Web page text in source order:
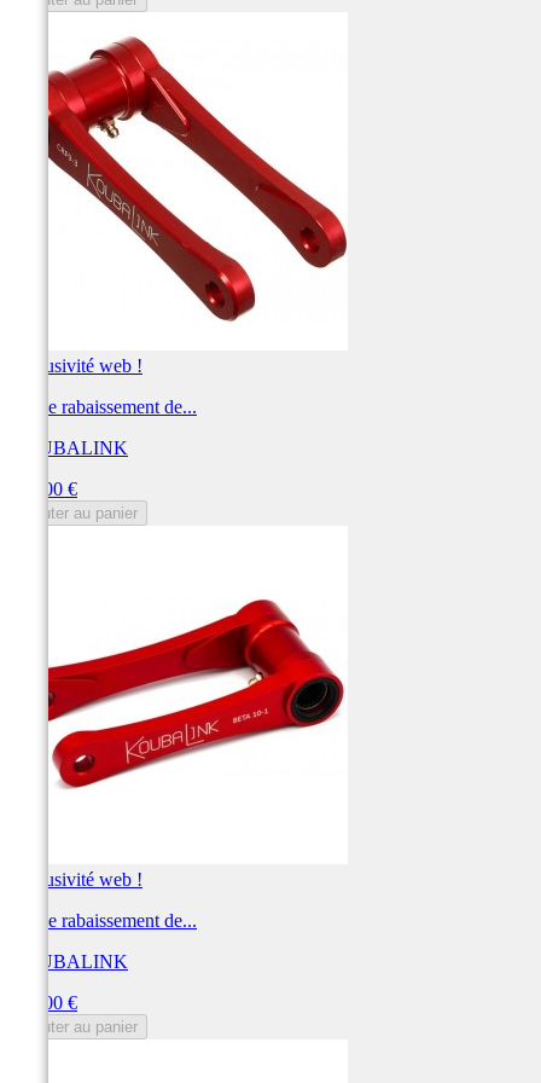
Exclusivité web !
Kit de rabaissement de...
KOUBALINK
250,00 €
Ajouter au panier
Exclusivité web !
Kit de rabaissement de...
KOUBALINK
250,00 €
Ajouter au panier